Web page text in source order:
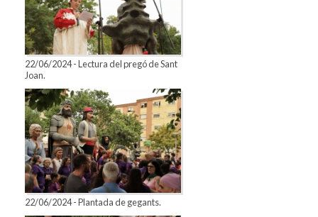
22/06/2024 - Lectura del pregó de Sant
Joan.
22/06/2024 - Plantada de gegants.